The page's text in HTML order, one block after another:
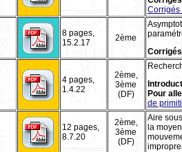
Corrigés
8 pages,
15.2.17
2ème
4 pages,
1.4.22
2ème,
3ème
(DF)
Pour
de
12 pages,
8.7.20
2ème,
3ème
(DF)
Aire
la